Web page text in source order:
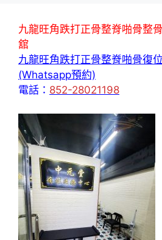
九龍旺角跌打正骨整脊啪骨整
舘
九龍旺角跌打正骨整脊啪骨復
(Whatsapp預約)
電話： 852-28021198